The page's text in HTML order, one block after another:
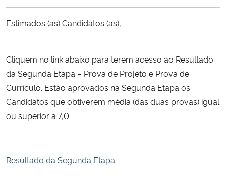
Ministério da Cidadania
Ministério de Minas e Energia
Ministério da Ciência, Tecnologia, Inovações e Comunicações
Ministério do Meio Ambiente
Estimados (as) Candidatos (as),
Cliquem no link abaixo para terem acesso ao Resultado
da Segunda Etapa – Prova de Projeto e Prova de
Currículo. Estão aprovados na Segunda Etapa os
Candidatos que obtiverem média (das duas provas) igual
ou superior a 7,0.
Resultado da Segunda Etapa